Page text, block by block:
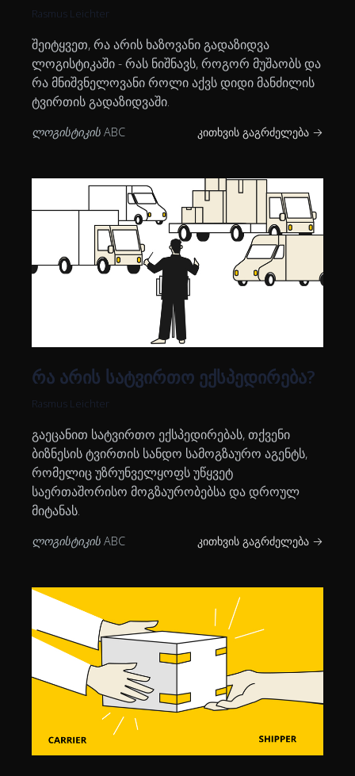
Rasmus Leichter
შეიტყვეთ, რა არის ხაზოვანი გადაზიდვა
ლოგისტიკაში - რას ნიშნავს, როგორ მუშაობს და
რა მნიშვნელოვანი როლი აქვს დიდი მანძილის
ტვირთის გადაზიდვაში.
ლოგისტიკის ABC კითხვის გაგრძელება →
რა არის სატვირთო ექსპედირება?
Rasmus Leichter
გაეცანით სატვირთო ექსპედირებას, თქვენი
ბიზნესის ტვირთის სანდო სამოგზაურო აგენტს,
რომელიც უზრუნველყოფს უწყვეტ
საერთაშორისო მოგზაურობებსა და დროულ
მიტანას.
ლოგისტიკის ABC კითხვის გაგრძელება →